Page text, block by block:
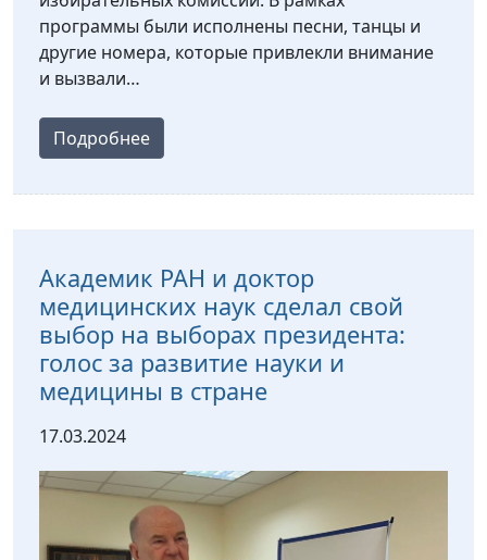
программы были исполнены песни, танцы и
другие номера, которые привлекли внимание
и вызвали…
Подробнее
Академик РАН и доктор
медицинских наук сделал свой
выбор на выборах президента:
голос за развитие науки и
медицины в стране
17.03.2024